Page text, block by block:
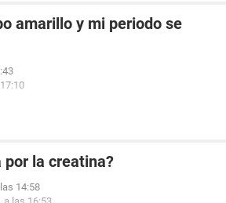
amarillo y mi periodo se
la creatina?
14:58